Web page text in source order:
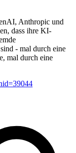
Anthropic und
dass ihre KI-
- mal durch eine
mal durch eine